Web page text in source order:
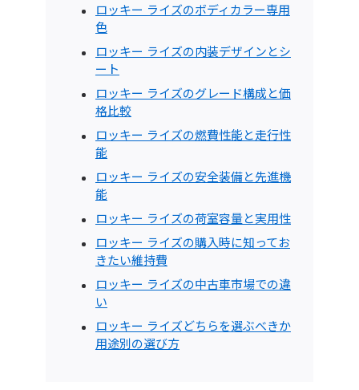
ロッキー ライズのボディカラー専用
色
ロッキー ライズの内装デザインとシ
ート
ロッキー ライズのグレード構成と価
格比較
ロッキー ライズの燃費性能と走行性
能
ロッキー ライズの安全装備と先進機
能
ロッキー ライズの荷室容量と実用性
ロッキー ライズの購入時に知ってお
きたい維持費
ロッキー ライズの中古車市場での違
い
ロッキー ライズどちらを選ぶべきか
用途別の選び方